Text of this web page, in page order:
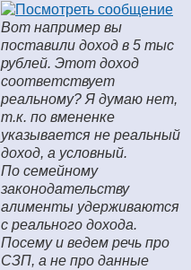
Вот например вы
поставили доход в 5 тыс
рублей. Этот доход
соответствует
реальному? Я думаю нет,
т.к. по вмененке
указывается не реальный
доход, а условный.
По семейному
законодательству
алименты удерживаются
с реального дохода.
Посему и ведем речь про
СЗП, а не про данные